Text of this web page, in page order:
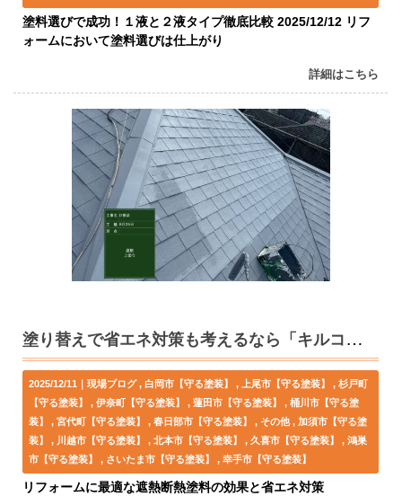
塗料選びで成功！１液と２液タイプ徹底比較 2025/12/12 リフ
ォームにおいて塗料選びは仕上がり
詳細はこちら
塗り替えで省エネ対策も考えるなら「キルコ」がお勧め！
2025/12/11｜現場ブログ 白岡市【守る塗装】 上尾市【守る塗装】
杉戸町
【守る塗装】
伊奈町【守る塗装】 蓮田市【守る塗装】
桶川市【守る塗
装】
宮代町【守る塗装】 春日部市【守る塗装】 その他
加須市【守る塗
装】
川越市【守る塗装】 北本市【守る塗装】 久喜市【守る塗装】
鴻巣
市【守る塗装】
さいたま市【守る塗装】 幸手市【守る塗装】
リフォームに最適な遮熱断熱塗料の効果と省エネ対策